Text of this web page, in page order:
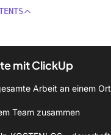
mit ClickUp
Arbeit an einem Ort
Team zusammen